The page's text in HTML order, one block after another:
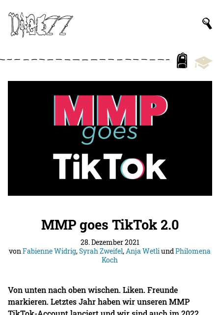
MMP goes TikTok 2.0
28. Dezember 2021
vonFabienne Widrig,Syrah Zweifel,Anja WetliundPhilomena
Koch
Von unten nach oben wischen. Liken. Freunde
markieren. Letztes Jahr haben wir unseren MMP